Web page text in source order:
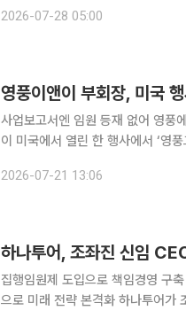
달하는 상속세 공제 대상 업종에서
2026-07-28 05:00
영풍이앤이 부회장, 미국
사업보고서엔 임원 등재 없어 영풍에서 공식적인 직책을 맡지 않고 있는 장세환 영풍이앤이 부회장
이 미국에서 열린 한 행사에서 ‘영풍그룹
다. 해당 행사는 MBK와 영풍이 고
2026-07-21 13:06
하나투어, 조좌진 신임
집행임원제 도입으로 책임경영 구
으로 미래 전략 본격화 하나투어가 조좌진 전 롯데카드 대표를 차기 최고경영자(CEO)로 내정하며